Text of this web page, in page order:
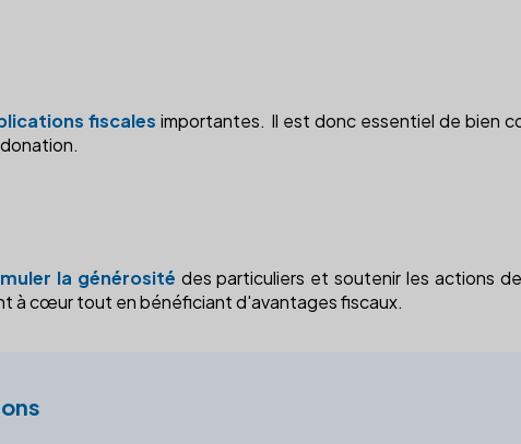
fiscales importantes. Il est donc essentiel de bien
la générosité des particuliers et soutenir les actions
à cœur tout en bénéficiant d'avantages fiscaux.